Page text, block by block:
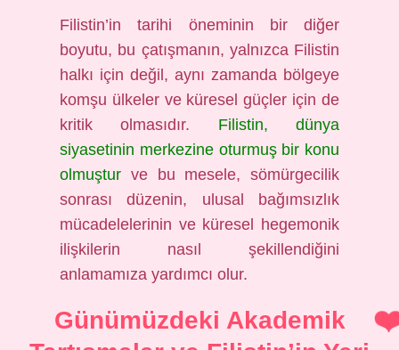
Filistin’in tarihi öneminin bir diğer
boyutu, bu çatışmanın, yalnızca Filistin
halkı için değil, aynı zamanda bölgeye
komşu ülkeler ve küresel güçler için de
kritik olmasıdır. Filistin, dünya
siyasetinin merkezine oturmuş bir konu
olmuştur ve bu mesele, sömürgecilik
sonrası düzenin, ulusal bağımsızlık
mücadelelerinin ve küresel hegemonik
ilişkilerin nasıl şekillendiğini
anlamamıza yardımcı olur.
Günümüzdeki Akademik